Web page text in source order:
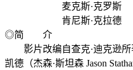
麦克斯·克罗斯
肯尼斯·克拉德
◎简 介
影片改编自查克·迪克逊所
凯德（杰森·斯坦森 Jason